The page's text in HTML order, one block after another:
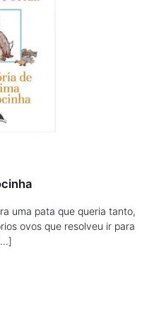
uma pata que queria tanto,
ovos que resolveu ir para